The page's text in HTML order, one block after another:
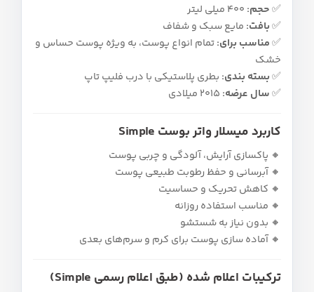
✅حجم: ۴۰۰ میلی‌ لیتر
✅بافت: مایع سبک و شفاف
✅مناسب برای:تمام انواع پوست، به ویژه پوست حساس و
خشک
✅بسته‌ بندی: بطری پلاستیکی با درب فلیپ‌ تاپ
✅سال عرضه: ۲۰۱۵ میلادی
کاربرد میسلار واتر بوست Simple
🔸 پاکسازی آرایش، آلودگی و چربی پوست
🔸 آبرسانی و حفظ رطوبت طبیعی پوست
🔸 کاهش تحریک و حساسیت
🔸 مناسب استفاده روزانه
🔸 بدون نیاز به شستشو
🔸 آماده‌ سازی پوست برای کرم و سرم‌های بعدی
ترکیبات اعلام‌ شده (طبق اعلام رسمی Simple)